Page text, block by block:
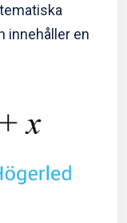
innehåller en